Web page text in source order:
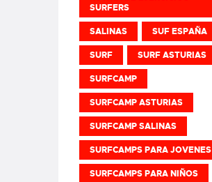
SURFERS
SALINAS SUF ESPAÑA
SURF SURF ASTURIAS
SURFCAMP
SURFCAMP ASTURIAS
SURFCAMP SALINAS
SURFCAMPS PARA JOVENES
SURFCAMPS PARA NIÑOS